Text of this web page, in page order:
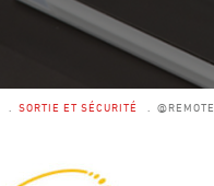
SORTIE ET SÉCURITÉ @REMOTE